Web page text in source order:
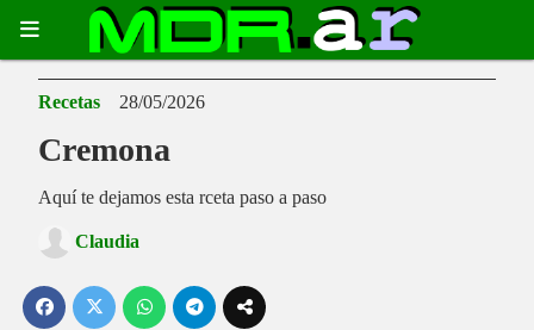
Cremona
Aquí te dejamos esta rceta paso a paso
Recetas 28/05/2026
Claudia